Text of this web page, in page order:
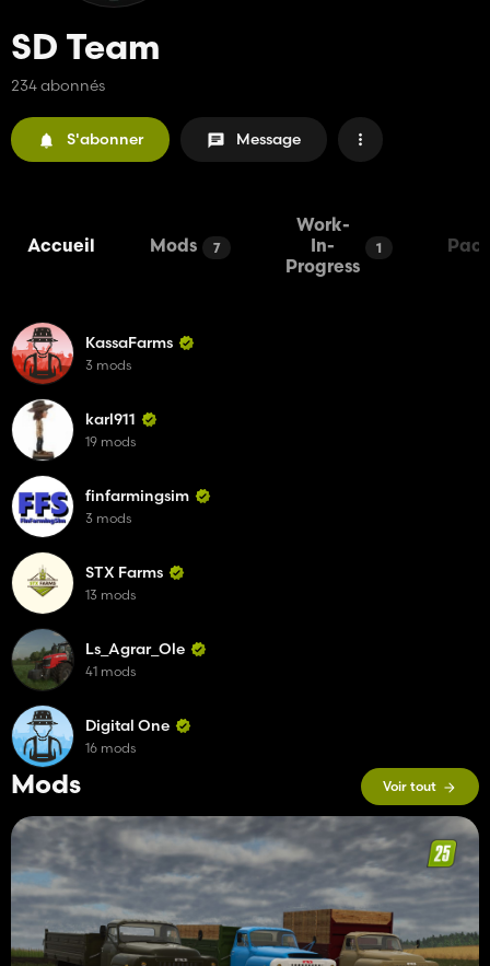
SD Team
234 abonnés
S'abonner Message
Accueil Mods 7
Work-
In-
Progress
1
Mods Voir tout
KassaFarms
3 mods
karl911
19 mods
finfarmingsim
3 mods
STX Farms
13 mods
Ls_Agrar_Ole
41 mods
Digital One
16 mods